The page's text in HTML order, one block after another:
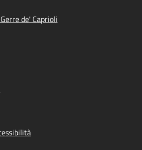
de' Caprioli